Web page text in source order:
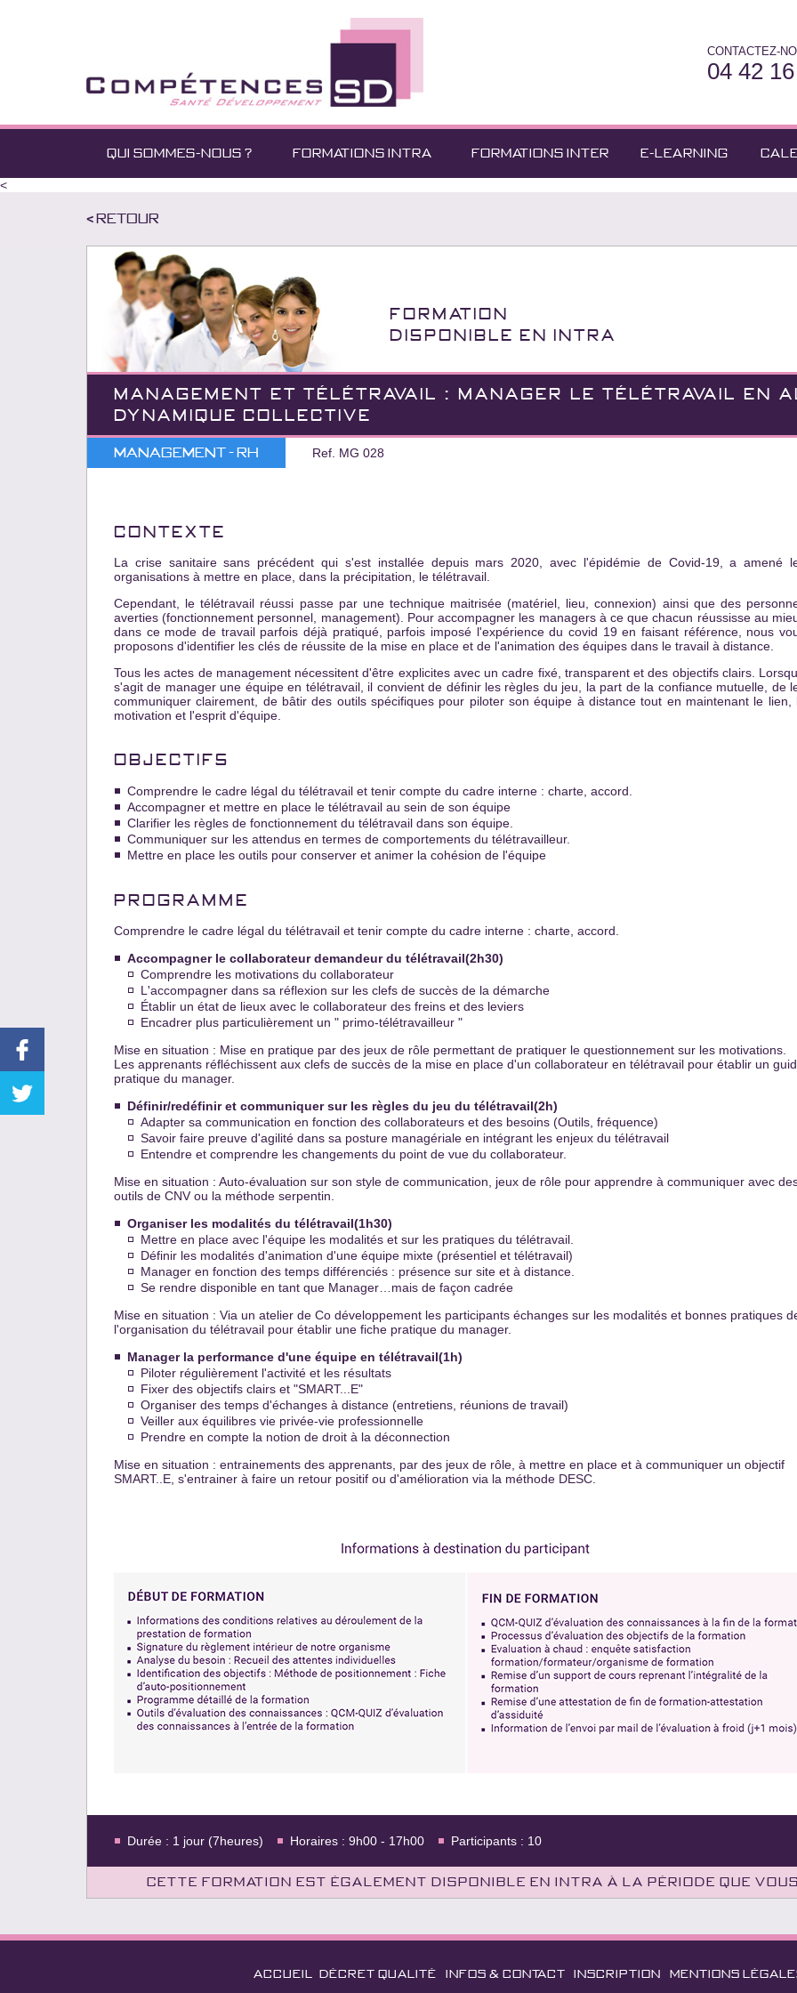
CONTACTEZ-
04 42
QUI SOMMES-NOUS ? FORMATIONS INTRA FORMATIONS INTER E-LEARNING
<
< Retour
Formation
Disponible en INTRA
MANAGEMENT ET TÉLÉTRAVAIL : MANAGER LE TÉLÉTRAVAIL EN
DYNAMIQUE COLLECTIVE
Management - RH Ref. MG 028
CONTEXTE
La crise sanitaire sans précédent qui s'est installée depuis mars 2020, avec l'épidémie de Covid-19, a amené
organisations à mettre en place, dans la précipitation, le télétravail.
Cependant, le télétravail réussi passe par une technique maitrisée (matériel, lieu, connexion) ainsi que des
averties (fonctionnement personnel, management). Pour accompagner les managers à ce que chacun réussisse au
dans ce mode de travail parfois déjà pratiqué, parfois imposé l'expérience du covid 19 en faisant référence, nous
proposons d'identifier les clés de réussite de la mise en place et de l'animation des équipes dans le travail à distance.
Tous les actes de management nécessitent d'être explicites avec un cadre fixé, transparent et des objectifs clairs.
s'agit de manager une équipe en télétravail, il convient de définir les règles du jeu, la part de la confiance mutuelle, de
communiquer clairement, de bâtir des outils spécifiques pour piloter son équipe à distance tout en maintenant le lien,
motivation et l'esprit d'équipe.
OBJECTIFS
Comprendre le cadre légal du télétravail et tenir compte du cadre interne : charte, accord.
Accompagner et mettre en place le télétravail au sein de son équipe
Clarifier les règles de fonctionnement du télétravail dans son équipe.
Communiquer sur les attendus en termes de comportements du télétravailleur.
Mettre en place les outils pour conserver et animer la cohésion de l'équipe
PROGRAMME
Comprendre le cadre légal du télétravail et tenir compte du cadre interne : charte, accord.
Accompagner le collaborateur demandeur du télétravail(2h30)
Comprendre les motivations du collaborateur
L'accompagner dans sa réflexion sur les clefs de succès de la démarche
Établir un état de lieux avec le collaborateur des freins et des leviers
Encadrer plus particulièrement un " primo-télétravailleur "
Mise en situation : Mise en pratique par des jeux de rôle permettant de pratiquer le questionnement sur les motivations.
Les apprenants réfléchissent aux clefs de succès de la mise en place d'un collaborateur en télétravail pour établir un
pratique du manager.
Définir/redéfinir et communiquer sur les règles du jeu du télétravail(2h)
Adapter sa communication en fonction des collaborateurs et des besoins (Outils, fréquence)
Savoir faire preuve d'agilité dans sa posture managériale en intégrant les enjeux du télétravail
Entendre et comprendre les changements du point de vue du collaborateur.
Mise en situation : Auto-évaluation sur son style de communication, jeux de rôle pour apprendre à communiquer avec
outils de CNV ou la méthode serpentin.
Organiser les modalités du télétravail(1h30)
Mettre en place avec l'équipe les modalités et sur les pratiques du télétravail.
Définir les modalités d'animation d'une équipe mixte (présentiel et télétravail)
Manager en fonction des temps différenciés : présence sur site et à distance.
Se rendre disponible en tant que Manager…mais de façon cadrée
Mise en situation : Via un atelier de Co développement les participants échanges sur les modalités et bonnes pratiques
l'organisation du télétravail pour établir une fiche pratique du manager.
Manager la performance d'une équipe en télétravail(1h)
Piloter régulièrement l'activité et les résultats
Fixer des objectifs clairs et "SMART...E"
Organiser des temps d'échanges à distance (entretiens, réunions de travail)
Veiller aux équilibres vie privée-vie professionnelle
Prendre en compte la notion de droit à la déconnection
Mise en situation : entrainements des apprenants, par des jeux de rôle, à mettre en place et à communiquer un objectif
SMART..E, s'entrainer à faire un retour positif ou d'amélioration via la méthode DESC.
Durée : 1 jour (7heures) Horaires : 9h00 - 17h00 Participants : 10
Cette formation est également disponible en intra à la période que
ACCUEIL DÉCRET QUALITÉ INFOS & CONTACT INSCRIPTION MENTIONS